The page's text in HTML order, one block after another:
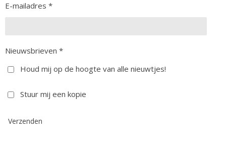
E-mailadres *
Nieuwsbrieven *
Houd mij op de hoogte van alle nieuwtjes!
Stuur mij een kopie
Verzenden